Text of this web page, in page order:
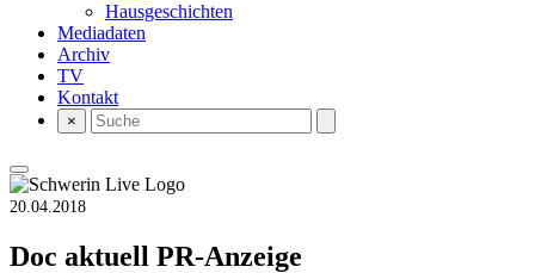
Hausgeschichten
Mediadaten
Archiv
TV
Kontakt
×
20.04.2018
Doc aktuell PR-Anzeige